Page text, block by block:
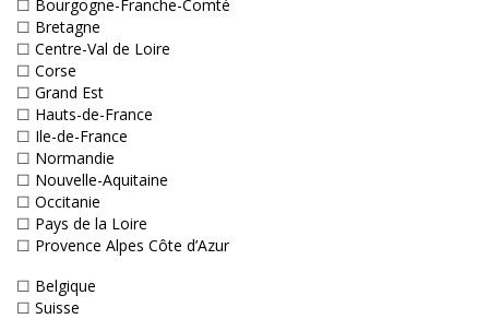
☐ Bourgogne-Franche-Comté
☐ Bretagne
☐ Centre-Val de Loire
☐ Corse
☐ Grand Est
☐ Hauts-de-France
☐ Ile-de-France
☐ Normandie
☐ Nouvelle-Aquitaine
☐ Occitanie
☐ Pays de la Loire
☐ Provence Alpes Côte d’Azur
☐ Belgique
☐ Suisse